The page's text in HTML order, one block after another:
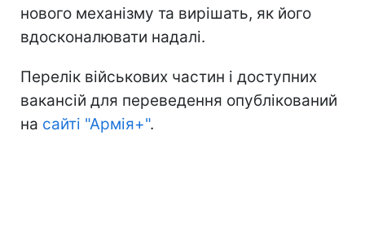
нового механізму та вирішать, як його
вдосконалювати надалі.
Перелік військових частин і доступних
вакансій для переведення опублікований
на сайті "Армія+".